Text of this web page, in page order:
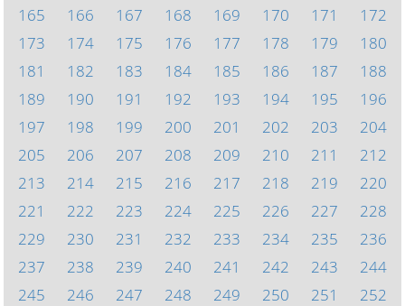
165
166 167 168 169 170 171
172
173
174 175 176 177 178 179
180
181
182 183 184 185 186 187
188
189
190 191 192 193 194 195
196
197
198 199 200 201 202 203
204
205
206 207 208 209 210 211
212
213
214 215 216 217 218 219
220
221
222 223 224 225 226 227
228
229
230 231 232 233 234 235
236
237
238 239 240 241 242 243
244
245
246 247 248 249 250 251
252